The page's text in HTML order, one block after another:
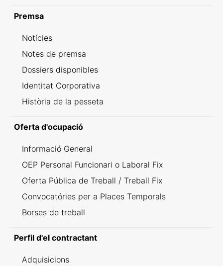
Premsa
Notícies
Notes de premsa
Dossiers disponibles
Identitat Corporativa
Història de la pesseta
Oferta d'ocupació
Informació General
OEP Personal Funcionari o Laboral Fix
Oferta Pública de Treball / Treball Fix
Convocatóries per a Places Temporals
Borses de treball
Perfil d'el contractant
Adquisicions